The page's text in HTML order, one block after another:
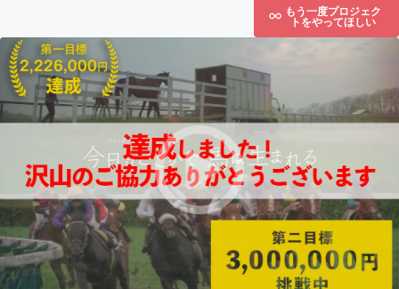
もう一度プロジェク
トをやってほしい